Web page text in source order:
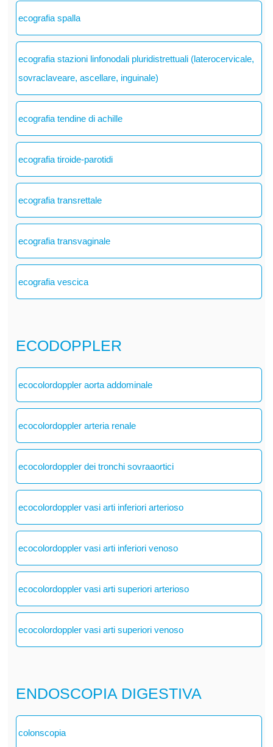
ecografia spalla
ecografia stazioni linfonodali pluridistrettuali (laterocervicale,
sovraclaveare, ascellare, inguinale)
ecografia tendine di achille
ecografia tiroide-parotidi
ecografia transrettale
ecografia transvaginale
ecografia vescica
ECODOPPLER
ecocolordoppler aorta addominale
ecocolordoppler arteria renale
ecocolordoppler dei tronchi sovraaortici
ecocolordoppler vasi arti inferiori arterioso
ecocolordoppler vasi arti inferiori venoso
ecocolordoppler vasi arti superiori arterioso
ecocolordoppler vasi arti superiori venoso
ENDOSCOPIA DIGESTIVA
colonscopia